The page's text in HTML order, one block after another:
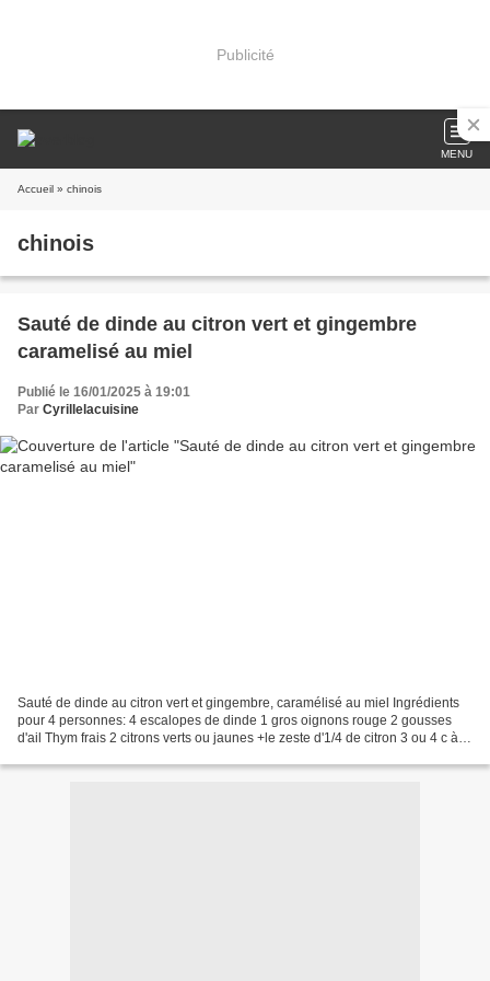
Publicité
MENU
Accueil » chinois
chinois
Sauté de dinde au citron vert et gingembre
caramelisé au miel
Publié le 16/01/2025 à 19:01
Par Cyrillelacuisine
Sauté de dinde au citron vert et gingembre, caramélisé au miel Ingrédients
pour 4 personnes: 4 escalopes de dinde 1 gros oignons rouge 2 gousses
d'ail Thym frais 2 citrons verts ou jaunes +le zeste d'1/4 de citron 3 ou 4 c à s